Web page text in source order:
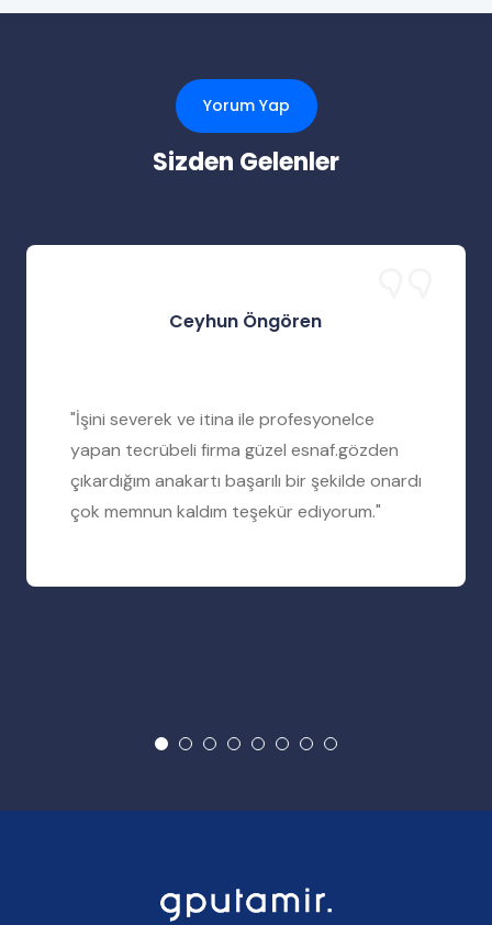
Yorum Yap
Sizden Gelenler
Ceyhun Öngören
"İşini severek ve itina ile profesyonelce
yapan tecrübeli firma güzel esnaf.gözden
çıkardığım anakartı başarılı bir şekilde onardı
çok memnun kaldım teşekür ediyorum."